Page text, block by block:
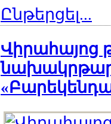
Ընթերցել...
Վիրահայոց